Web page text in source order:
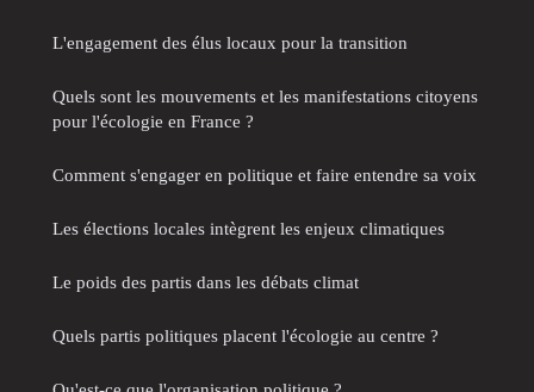
L'engagement des élus locaux pour la transition
Quels sont les mouvements et les manifestations citoyens
pour l'écologie en France ?
Comment s'engager en politique et faire entendre sa voix
Les élections locales intègrent les enjeux climatiques
Le poids des partis dans les débats climat
Quels partis politiques placent l'écologie au centre ?